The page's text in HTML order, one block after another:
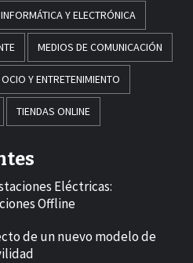
INFORMÁTICA Y ELECTRÓNICA
MEDIOS DE COMUNICACIÓN
OCIO Y ENTRETENIMIENTO
TIENDAS ONLINE
Eléctricas:
Offline
de un nuevo modelo de